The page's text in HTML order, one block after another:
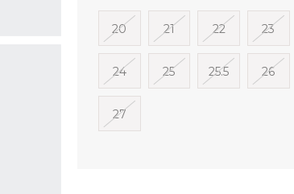
20 21 22 23
24 25 25.5 26
27